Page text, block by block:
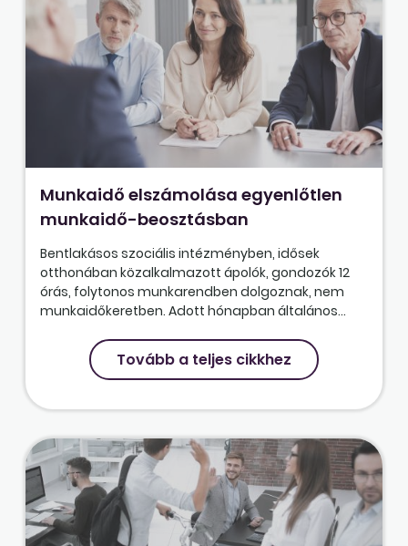
Munkaidő elszámolása egyenlőtlen
munkaidő-beosztásban
Bentlakásos szociális intézményben, idősek
otthonában közalkalmazott ápolók, gondozók 12
órás, folytonos munkarendben dolgoznak, nem
munkaidőkeretben. Adott hónapban általános...
Tovább a teljes cikkhez